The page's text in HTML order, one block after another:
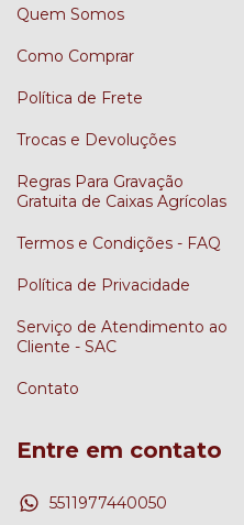
Quem Somos
Como Comprar
Política de Frete
Trocas e Devoluções
Regras Para Gravação
Gratuita de Caixas Agrícolas
Termos e Condições - FAQ
Política de Privacidade
Serviço de Atendimento ao
Cliente - SAC
Contato
Entre em contato
5511977440050